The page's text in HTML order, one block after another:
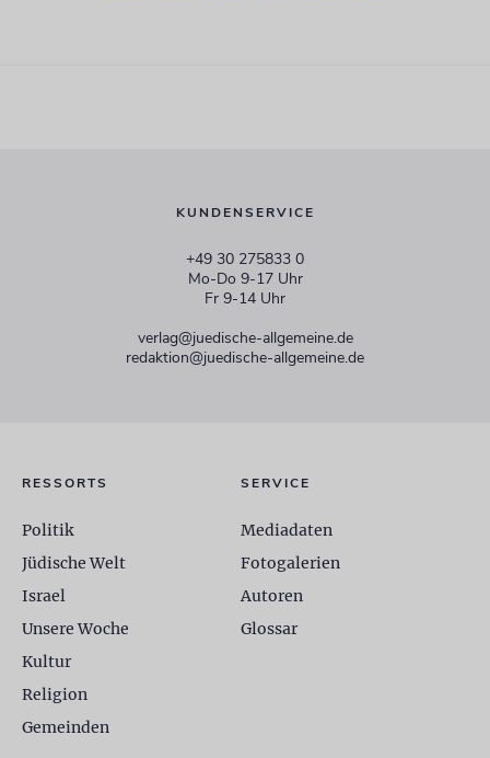
KUNDENSERVICE
+49 30 275833 0
Mo-Do 9-17 Uhr
Fr 9-14 Uhr
verlag@juedische-allgemeine.de
redaktion@juedische-allgemeine.de
RESSORTS
Politik
Jüdische Welt
Israel
Unsere Woche
Kultur
Religion
Gemeinden
SERVICE
Mediadaten
Fotogalerien
Autoren
Glossar